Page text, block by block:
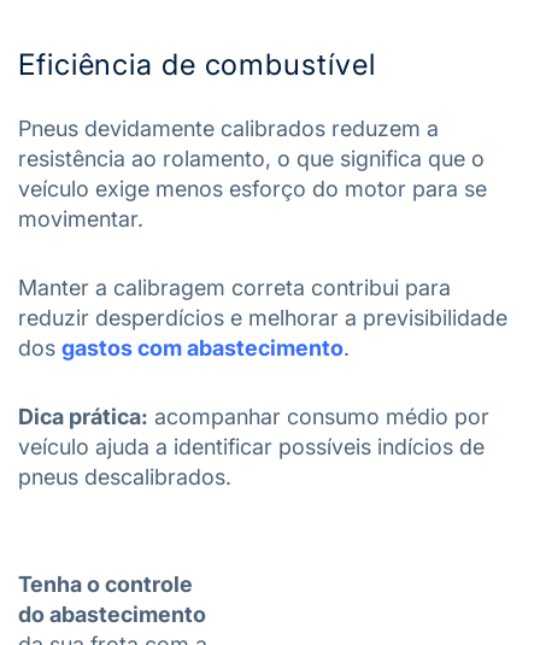
Eficiência de combustível
Pneus devidamente calibrados reduzem a
resistência ao rolamento, o que significa que o
veículo exige menos esforço do motor para se
movimentar.
Manter a calibragem correta contribui para
reduzir desperdícios e melhorar a previsibilidade
dos gastos com abastecimento.
Dica prática: acompanhar consumo médio por
veículo ajuda a identificar possíveis indícios de
pneus descalibrados.
Tenha o controle
do abastecimento